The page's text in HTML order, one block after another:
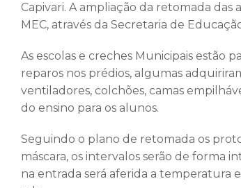
Capivari. A ampliação da retomada das
MEC, através da Secretaria de
As escolas e creches Municipais estão
reparos nos prédios, algumas
ventiladores, colchões, camas
do ensino para os alunos.
Seguindo o plano de retomada os
máscara, os intervalos serão de forma
na entrada será aferida a temperatura